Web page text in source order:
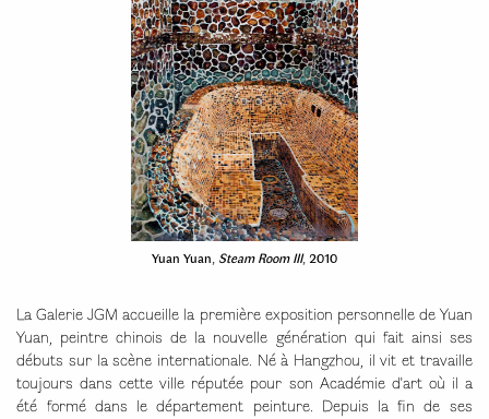
Yuan Yuan, Steam Room III, 2010
La Galerie JGM accueille la première exposition personnelle de Yuan
Yuan, peintre chinois de la nouvelle génération qui fait ainsi ses
débuts sur la scène internationale. Né à Hangzhou, il vit et travaille
toujours dans cette ville réputée pour son Académie d'art où il a
été formé dans le département peinture. Depuis la fin de ses